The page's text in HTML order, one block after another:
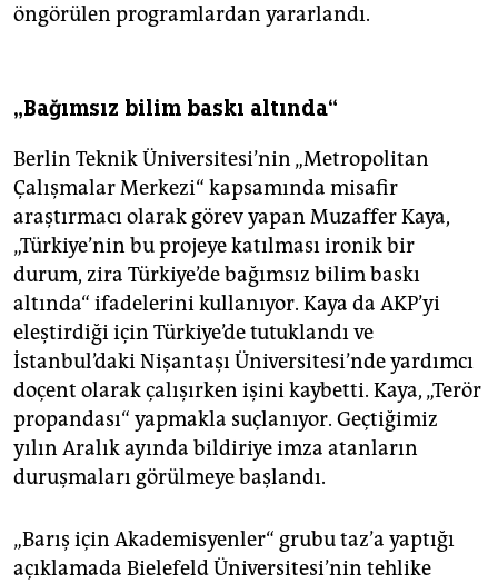
öngörülen programlardan yararlandı.
„Bağımsız bilim baskı altında“
Berlin Teknik Üniversitesi’nin „Metropolitan
Çalışmalar Merkezi“ kapsamında misafir
araştırmacı olarak görev yapan Muzaffer Kaya,
„Türkiye’nin bu projeye katılması ironik bir
durum, zira Türkiye’de bağımsız bilim baskı
altında“ ifadelerini kullanıyor. Kaya da AKP’yi
eleştirdiği için Türkiye’de tutuklandı ve
İstanbul’daki Nişantaşı Üniversitesi’nde yardımcı
doçent olarak çalışırken işini kaybetti. Kaya, „Terör
propandası“ yapmakla suçlanıyor. Geçtiğimiz
yılın Aralık ayında bildiriye imza atanların
duruşmaları görülmeye başlandı.
„Barış için Akademisyenler“ grubu taz’a yaptığı
açıklamada Bielefeld Üniversitesi’nin tehlike